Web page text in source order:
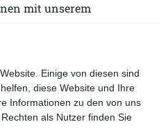
mit unserem
Einige von diesen sind
diese Website und Ihre
Informationen zu den von uns
als Nutzer finden Sie